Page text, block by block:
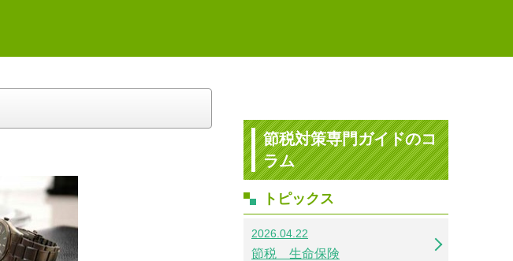
節税対策専門ガイドのコ
ラム
トピックス
2026.04.22
節税 生命保険